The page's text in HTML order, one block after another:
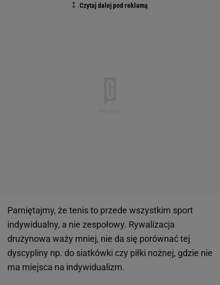
Pamiętajmy, że tenis to przede wszystkim sport
indywidualny, a nie zespołowy. Rywalizacja
drużynowa waży mniej, nie da się porównać tej
dyscypliny np. do siatkówki czy piłki nożnej, gdzie nie
ma miejsca na indywidualizm.